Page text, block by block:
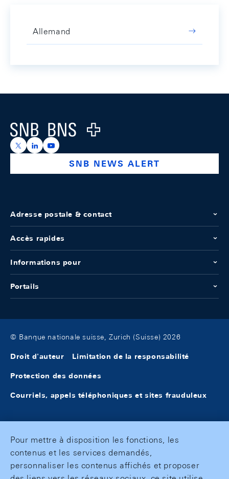
Allemand
Logo
https://x.com/snb_bns
https://ch.linkedin.com/company/swiss-national-
https://www.youtube.com/@swissnationalbank
SNB NEWS ALERT
Adresse postale & contact
Accès rapides
Informations pour
Portails
© Banque nationale suisse, Zurich (Suisse) 2026
Droit d'auteur Limitation de la responsabilité
Protection des données
Courriels, appels téléphoniques et sites frauduleux
Pour mettre à disposition les fonctions, les
contenus et les services demandés,
personnaliser les contenus affichés et proposer